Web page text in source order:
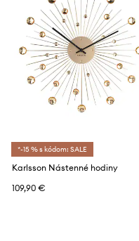
*-15 % s kódom: SALE
Karlsson Nástenné hodiny
109,90 €